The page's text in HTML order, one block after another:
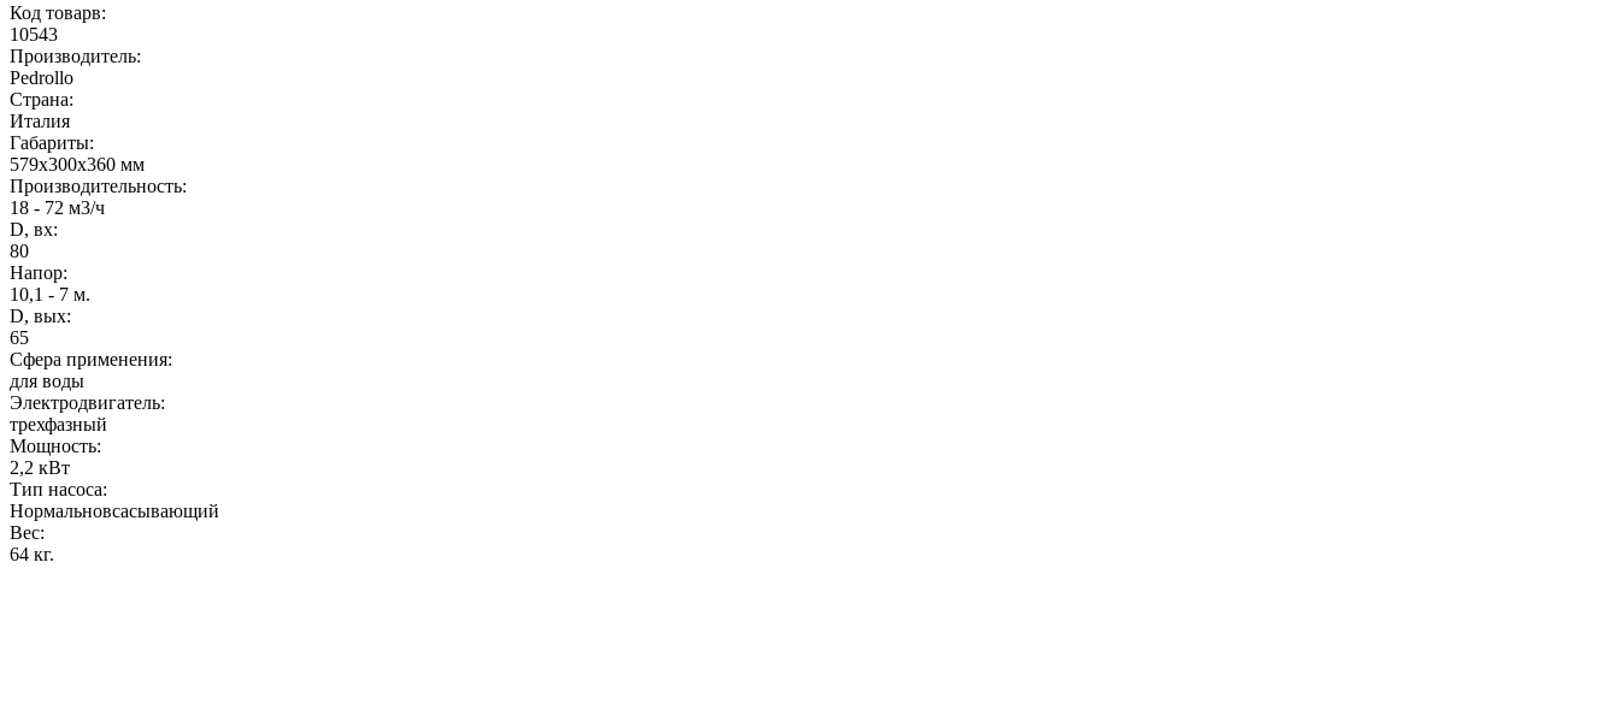
Код товарв:
10543
Производитель:
Pedrollo
Страна:
Италия
Габариты:
579x300x360 мм
Производительность:
18 - 72 м3/ч
D, вх:
80
Напор:
10,1 - 7 м.
D, вых:
65
Сфера применения:
для воды
Электродвигатель:
трехфазный
Мощность:
2,2 кВт
Тип насоса:
Нормальновсасывающий
Вес:
64 кг.